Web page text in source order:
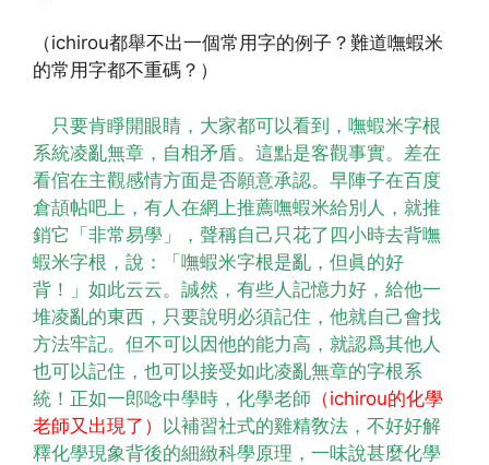
（ichirou都舉不出一個常用字的例子？難道嘸蝦米
的常用字都不重碼？）
只要肯睜開眼睛，大家都可以看到，嘸蝦米字根
系統凌亂無章，自相矛盾。這點是客觀事實。差在
看倌在主觀感情方面是否願意承認。早陣子在百度
倉頡帖吧上，有人在網上推薦嘸蝦米給別人，就推
銷它「非常易學」，聲稱自己只花了四小時去背嘸
蝦米字根，說：「嘸蝦米字根是亂，但眞的好
背！」如此云云。誠然，有些人記憶力好，給他一
堆凌亂的東西，只要說明必須記住，他就自己會找
方法牢記。但不可以因他的能力高，就認爲其他人
也可以記住，也可以接受如此凌亂無章的字根系
統！正如一郎唸中學時，化學老師 （ichirou的化學
老師又出現了） 以補習社式的雞精敎法，不好好解
釋化學現象背後的細緻科學原理，一味說甚麼化學